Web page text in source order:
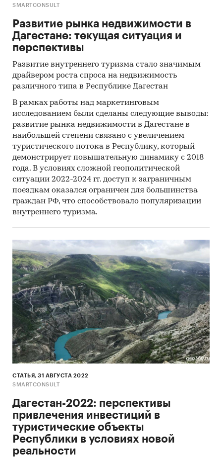
SMARTCONSULT
Развитие рынка недвижимости в
Дагестане: текущая ситуация и
перспективы
Развитие внутреннего туризма стало значимым
драйвером роста спроса на недвижимость
различного типа в Республике Дагестан
В рамках работы над маркетинговым
исследованием были сделаны следующие выводы:
развитие рынка недвижимости в Дагестане в
наибольшей степени связано с увеличением
туристического потока в Республику, который
демонстрирует повышательную динамику с 2018
года. В условиях сложной геополитической
ситуации 2022-2024 гг. доступ к заграничным
поездкам оказался ограничен для большинства
граждан РФ, что способствовало популяризации
внутреннего туризма.
СТАТЬЯ, 31 АВГУСТА 2022
SMARTCONSULT
Дагестан-2022: перспективы
привлечения инвестиций в
туристические объекты
Республики в условиях новой
реальности